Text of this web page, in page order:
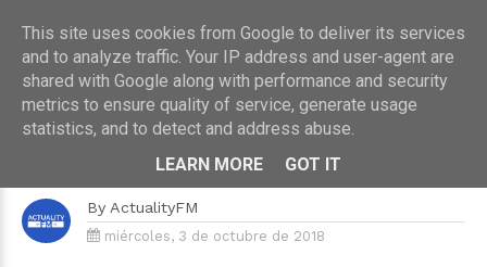
HOME›¡PARA FLIPARLO!
Justin Bieber y Hailey Baldwin ya
By ActualityFM
miércoles, 3 de octubre de 2018
This site uses cookies from Google to deliver its services
and to analyze traffic. Your IP address and user-agent are
shared with Google along with performance and security
metrics to ensure quality of service, generate usage
statistics, and to detect and address abuse.
LEARN MORE
GOT IT